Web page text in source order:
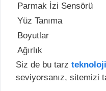
Parmak İzi Sensörü
Yüz Tanıma
Boyutlar
Ağırlık
Siz de bu tarz
seviyorsanız, sitemizi